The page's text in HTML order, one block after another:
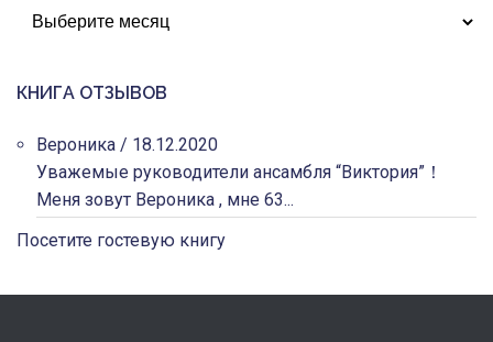
АРХИВЫ
КНИГА ОТЗЫВОВ
Вероника / 18.12.2020
Уважемые руководители ансамбля “Виктория”！
Меня зовут Вероника , мне 63...
Посетите гостевую книгу